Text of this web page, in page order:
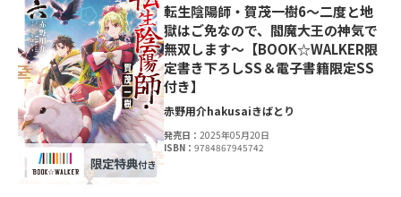
転生陰陽師・賀茂一樹6～二度と地
獄はご免なので、閻魔大王の神気で
無双します～【BOOK☆WALKER限
定書き下ろしSS＆電子書籍限定SS
付き】
赤野用介hakusaiきばとり
発売日：2025年05月20日
ISBN：9784867945742